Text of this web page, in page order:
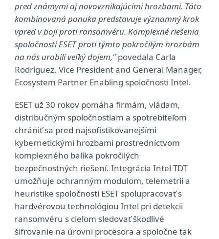
pred známymi aj novovznikajúcimi hrozbami. Táto
kombinovaná ponuka predstavuje významný krok
vpred v boji proti ransomvéru. Komplexné riešenia
spoločnosti ESET proti týmto pokročilým hrozbám
na nás urobili veľký dojem," povedala Carla
Rodríguez, Vice President and General Manager,
Ecosystem Partner Enabling spoločnosti Intel.
ESET už 30 rokov pomáha firmám, vládam,
distribučným spoločnostiam a spotrebiteľom
chrániť sa pred najsofistikovanejšími
kybernetickými hrozbami prostredníctvom
komplexného balíka pokročilých
bezpečnostných riešení. Integrácia Intel TDT
umožňuje ochranným modulom, telemetrii a
heuristike spoločnosti ESET spolupracovať s
hardvérovou technológiou Intel pri detekcii
ransomvéru s cieľom sledovať škodlivé
šifrovanie na úrovni procesora a spoločne tak